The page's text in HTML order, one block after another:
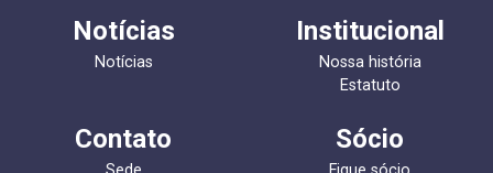
Notícias
Notícias
Institucional
Nossa história
Estatuto
Contato Sócio